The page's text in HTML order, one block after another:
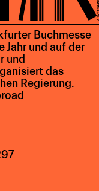
Buchmesse
Jahr und auf der
und
das
Regierung.